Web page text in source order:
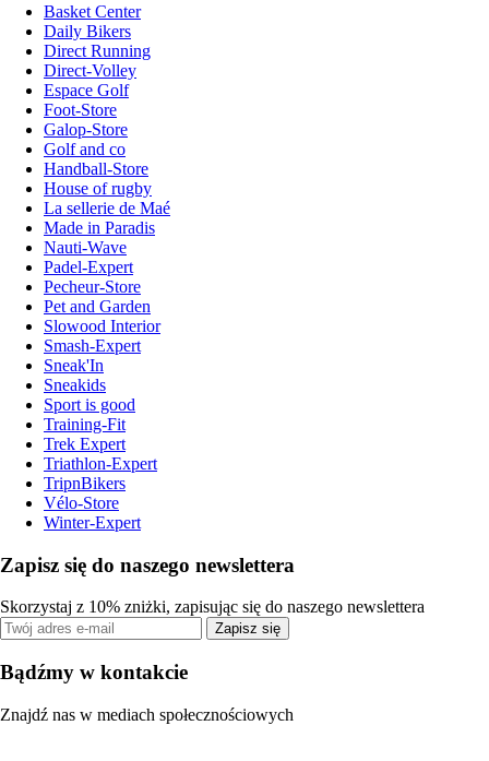
Basket Center
Daily Bikers
Direct Running
Direct-Volley
Espace Golf
Foot-Store
Galop-Store
Golf and co
Handball-Store
House of rugby
La sellerie de Maé
Made in Paradis
Nauti-Wave
Padel-Expert
Pecheur-Store
Pet and Garden
Slowood Interior
Smash-Expert
Sneak'In
Sneakids
Sport is good
Training-Fit
Trek Expert
Triathlon-Expert
TripnBikers
Vélo-Store
Winter-Expert
Zapisz się do naszego newslettera
Skorzystaj z 10% zniżki, zapisując się do naszego newslettera
Zapisz się
Bądźmy w kontakcie
Znajdź nas w mediach społecznościowych